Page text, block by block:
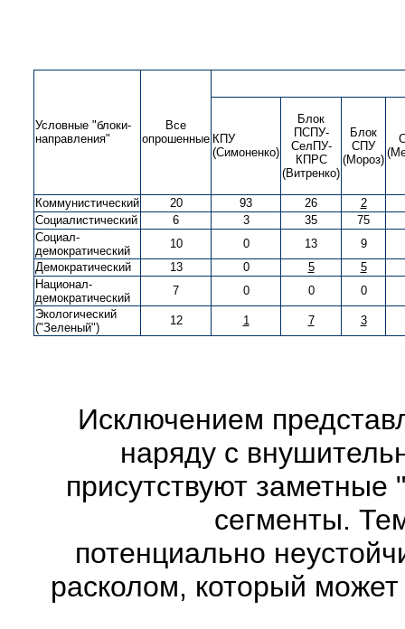
Условные "блоки-
направления"
Все
опрошенные КПУ
(Симоненко)
Блок
ПСПУ-
СелПУ-
КПРС
(Витренко)
Блок
СПУ
(Мороз)
Коммунистический 20 93 26
2
Социалистический
6 3 35
75
Социал-
демократический
10 0 13
9
Демократический
13 0 5
5
Национал-
демократический
7 0 0
0
Экологический
("Зеленый")
12 1 7 3
Исключением
наряду с
присутствуют заметные
сегменты.
потенциально
расколом, который